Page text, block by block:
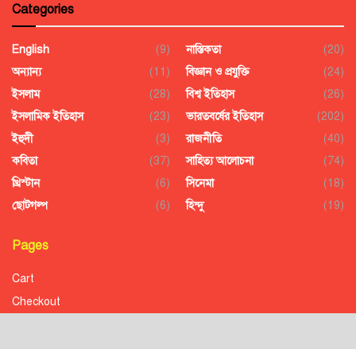
Categories
English
(9)
অন্যান্য
(11)
ইসলাম
(28)
ইসলামিক ইতিহাস
(23)
ইহুদী
(3)
কবিতা
(37)
খ্রিস্টান
(6)
ছোটগল্প
(6)
নাস্তিকতা
(20)
বিজ্ঞান ও প্রযুক্তি
(24)
বিশ্ব ইতিহাস
(26)
ভারতবর্ষের ইতিহাস
(202)
রাজনীতি
(40)
সাহিত্য আলোচনা
(74)
সিনেমা
(18)
হিন্দু
(19)
Pages
Cart
Checkout